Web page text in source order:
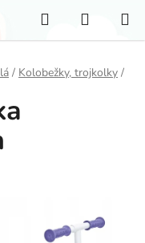
Hľadať
KOŠÍK
/ Kolobežky, trojkolky /